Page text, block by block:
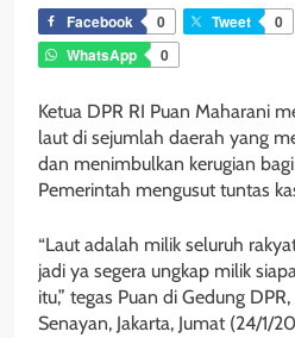
Facebook 0 Tweet 0
WhatsApp
0
Ketua DPR RI Puan Maharani
laut di sejumlah daerah yang
dan menimbulkan kerugian
Pemerintah mengusut tuntas
“Laut adalah milik seluruh
jadi ya segera ungkap milik
itu,” tegas Puan di Gedung
Senayan, Jakarta, Jumat (24/1/